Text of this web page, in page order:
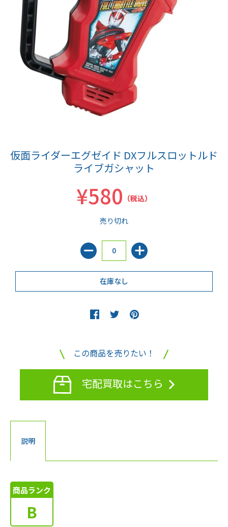
仮面ライダーエグゼイド DXフルスロットルド
ライブガシャット
¥580 （税込）
売り切れ
この商品を売りたい！
宅配買取はこちら
説明
商品ランク
B